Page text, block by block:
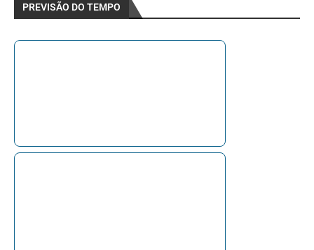
PREVISÃO DO TEMPO